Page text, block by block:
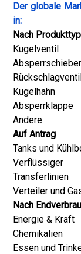
Der globale
in:
Nach Produkttyp
Kugelventil
Absperrschieber
Kugelhahn
Absperrklappe
Andere
Auf Antrag
Tanks und
Verflüssiger
Transferlinien
Verteiler und
Nach
Energie & Kraft
Chemikalien
Essen und